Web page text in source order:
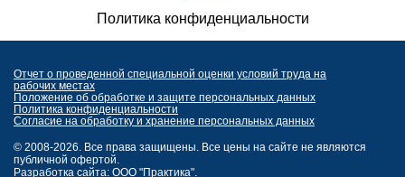
Политика конфиденциальности
Отчет о проведенной специальной оценки условий труда на
рабочих местах
Положение об обработке и защите персональных данных
Политика конфиденциальности
Согласие на обработку и хранение персональных данных
© 2008-2026. Все права защищены. Все цены на сайте не являются
публичной офертой.
Разработка сайта: ООО "Практика".